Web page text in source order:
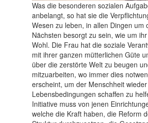
Was die besonderen sozialen
anbelangt, so hat sie die
Wesen zu leben, in allen Dingen um
Nächsten besorgt zu sein, wie um
Wohl. Die Frau hat die soziale
mit ihrer ganzen mütterlichen Güte
über die zerstörte Welt zu beugen
mitzuarbeiten, wo immer dies
erscheint, um der Menschheit
Lebensbedingungen schaffen zu
Initiative muss von jenen
welche die Kraft haben, die Reform